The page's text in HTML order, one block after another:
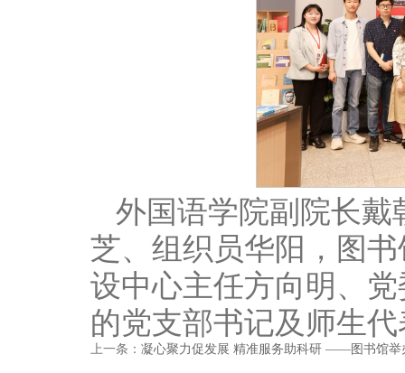
外国语学院副院长
芝、组织员华阳，图
设中心主任方向明、
的党支部书记及师生
上一条： 凝心聚力促发展 精准服务助科研 ——图书馆举